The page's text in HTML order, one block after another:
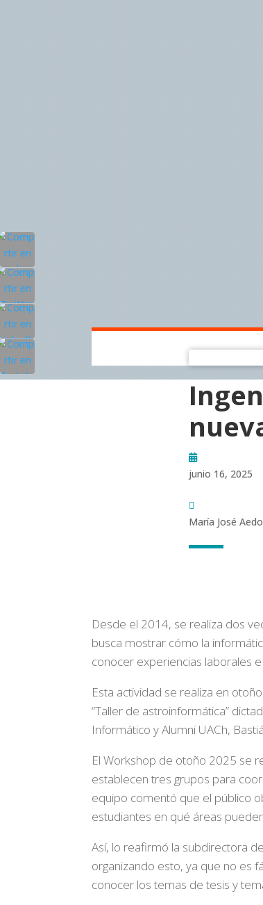
junio 16, 2025
María José Aedo
Desde el 2014, se realiza dos
busca mostrar cómo la
conocer experiencias laborales
Esta actividad se realiza en
“Taller de astroinformática”
Informático y Alumni UACh,
El Workshop de otoño 2025 se
establecen tres grupos para
equipo comentó que el público
estudiantes en qué áreas
Así, lo reafirmó la subdirectora
organizando esto, ya que no es
conocer los temas de tesis y